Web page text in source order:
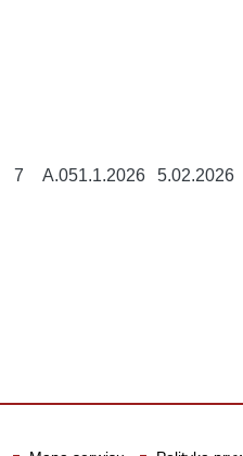
7 A.051.1.2026 5.02.2026